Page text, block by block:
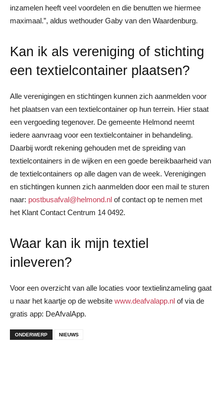
inzamelen heeft veel voordelen en die benutten we hiermee
maximaal.”, aldus wethouder Gaby van den Waardenburg.
Kan ik als vereniging of stichting
een textielcontainer plaatsen?
Alle verenigingen en stichtingen kunnen zich aanmelden voor
het plaatsen van een textielcontainer op hun terrein. Hier staat
een vergoeding tegenover. De gemeente Helmond neemt
iedere aanvraag voor een textielcontainer in behandeling.
Daarbij wordt rekening gehouden met de spreiding van
textielcontainers in de wijken en een goede bereikbaarheid van
de textielcontainers op alle dagen van de week. Verenigingen
en stichtingen kunnen zich aanmelden door een mail te sturen
naar: postbusafval@helmond.nl of contact op te nemen met
het Klant Contact Centrum 14 0492.
Waar kan ik mijn textiel
inleveren?
Voor een overzicht van alle locaties voor textielinzameling gaat
u naar het kaartje op de website www.deafvalapp.nl of via de
gratis app: DeAfvalApp.
ONDERWERP NIEUWS